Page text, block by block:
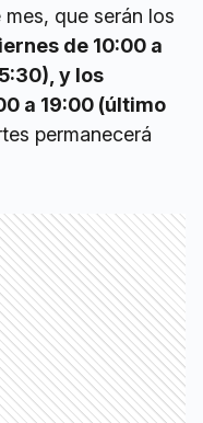
que serán los
de 10:00 a
y los
a 19:00 (último
permanecerá